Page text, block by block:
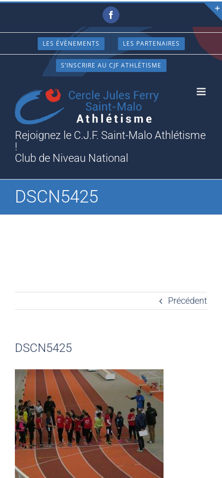
Passer
contenu
Facebook
LES ÉVÈNEMENTS LES PARTENAIRES
S’INSCRIRE AU CJF ATHLÉTISME
Rejoignez le C.J.F. Saint-Malo Athlétisme
!
Club de Niveau National
DSCN5425
Précédent
DSCN5425